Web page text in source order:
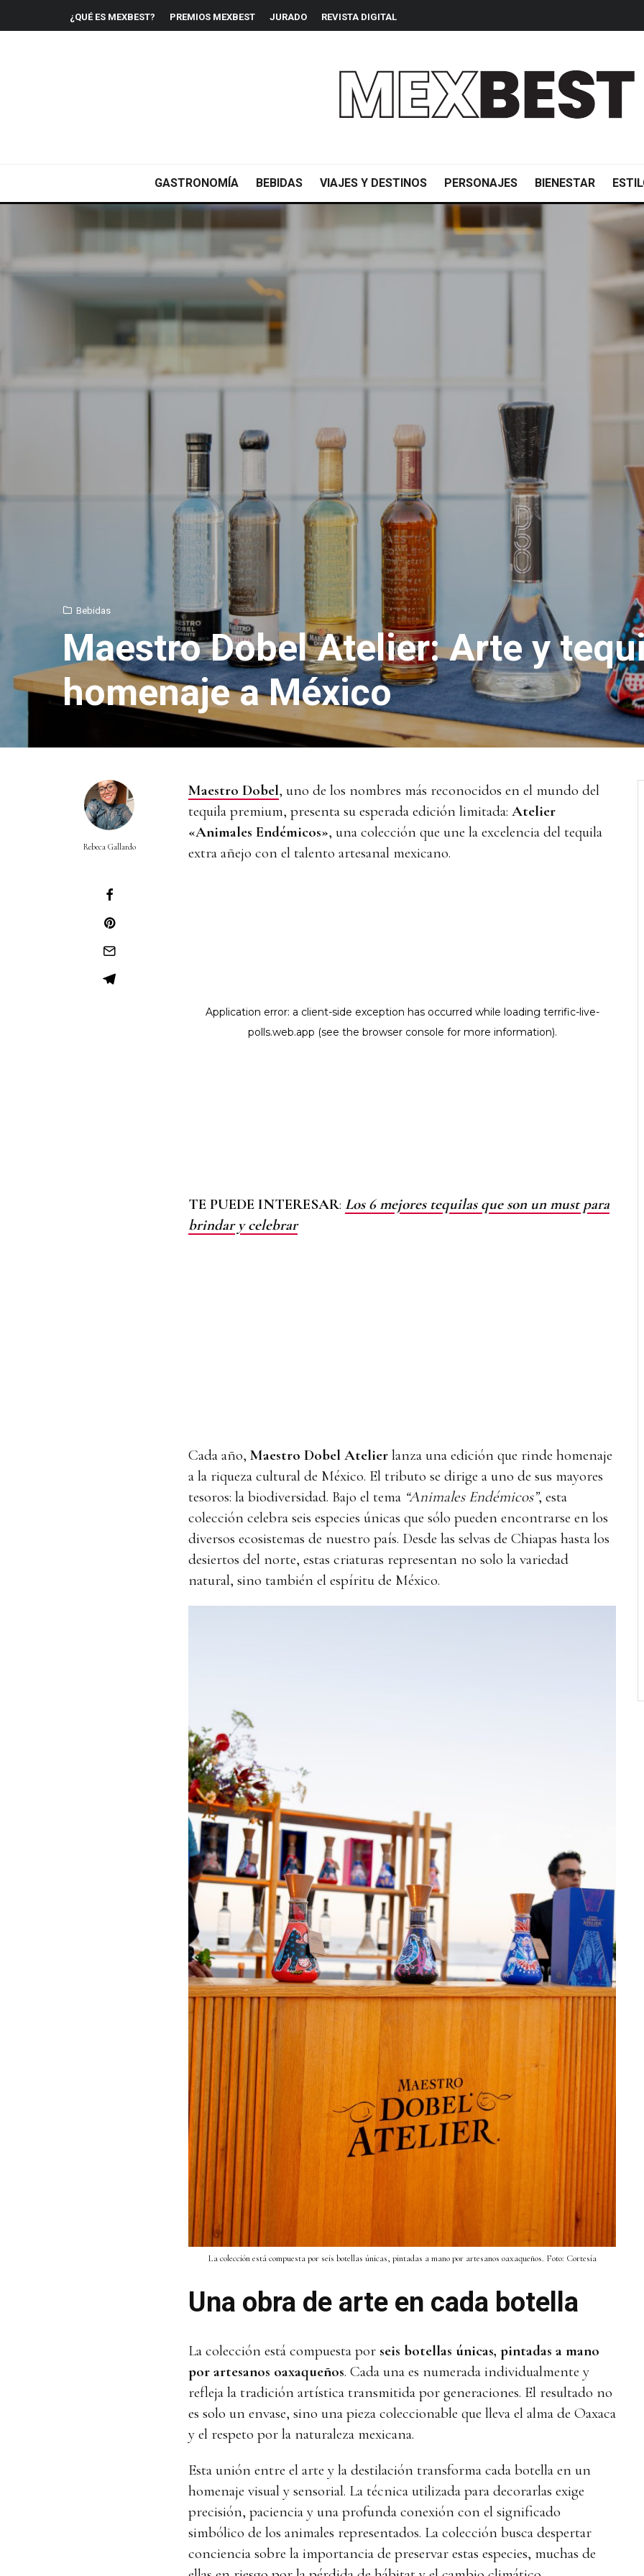
¿QUÉ ES MEXBEST? PREMIOS MEXBEST JURADO REVISTA DIGITAL
GASTRONOMÍA BEBIDAS VIAJES Y DESTINOS PERSONAJES BIENESTAR
Bebidas
Maestro Dobel Atelier: Arte y
homenaje a México
Rebeca Gallardo
Maestro Dobel, uno de los nombres más reconocidos en el mundo del
tequila premium, presenta su esperada edición limitada: Atelier
«Animales Endémicos», una colección que une la excelencia del tequila
extra añejo con el talento artesanal mexicano.
TE PUEDE INTERESAR: Los 6 mejores tequilas que son un must para
brindar y celebrar
Cada año, Maestro Dobel Atelier lanza una edición que rinde homenaje
a la riqueza cultural de México. El tributo se dirige a uno de sus mayores
tesoros: la biodiversidad. Bajo el tema “Animales Endémicos”, esta
colección celebra seis especies únicas que sólo pueden encontrarse en los
diversos ecosistemas de nuestro país. Desde las selvas de Chiapas hasta los
desiertos del norte, estas criaturas representan no solo la variedad
natural, sino también el espíritu de México.
La colección está compuesta por seis botellas únicas, pintadas a mano por artesanos oaxaqueños. Foto: Cortesía
Una obra de arte en cada botella
La colección está compuesta por seis botellas únicas, pintadas a mano
por artesanos oaxaqueños. Cada una es numerada individualmente y
refleja la tradición artística transmitida por generaciones. El resultado no
es solo un envase, sino una pieza coleccionable que lleva el alma de Oaxaca
y el respeto por la naturaleza mexicana.
Esta unión entre el arte y la destilación transforma cada botella en un
homenaje visual y sensorial. La técnica utilizada para decorarlas exige
precisión, paciencia y una profunda conexión con el significado
simbólico de los animales representados. La colección busca despertar
conciencia sobre la importancia de preservar estas especies, muchas de